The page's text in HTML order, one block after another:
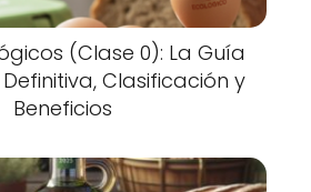
(Clase 0): La Guía
Clasificación y
Beneficios